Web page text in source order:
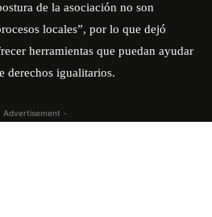
de la asociación no son
locales”, por lo que dejó
herramientas que puedan ayudar
derechos igualitarios.
Advertisement -